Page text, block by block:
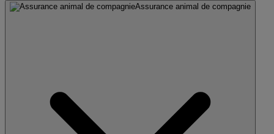
Assurance animal de compagnie